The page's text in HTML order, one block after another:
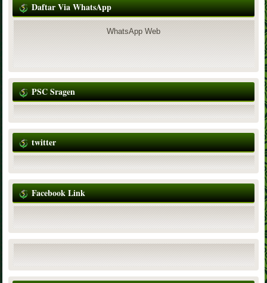
Daftar Via WhatsApp
WhatsApp Web
PSC Sragen
twitter
Facebook Link